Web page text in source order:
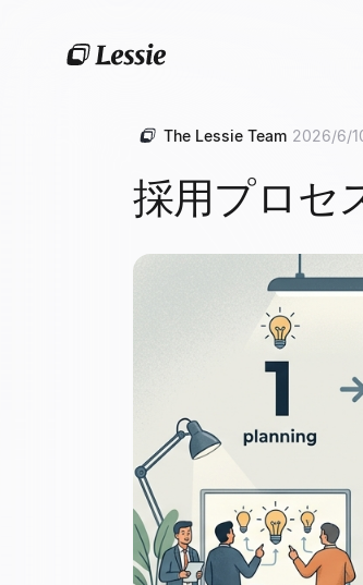
The Lessie Team 2026/6/
採用プロセ